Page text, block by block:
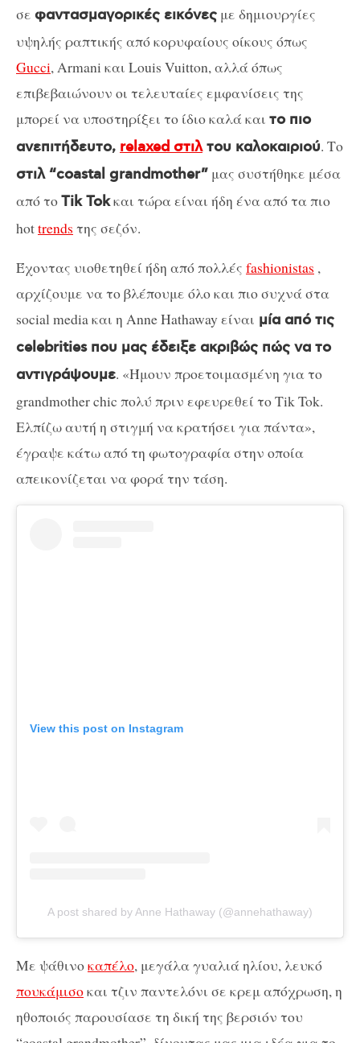
σε φαντασμαγορικές εικόνες με δημιουργίες
υψηλής ραπτικής από κορυφαίους οίκους όπως
Gucci, Armani και Louis Vuitton, αλλά όπως
επιβεβαιώνουν οι τελευταίες εμφανίσεις της
μπορεί να υποστηρίξει το ίδιο καλά και το πιο
ανεπιτήδευτο, relaxed στιλτου καλοκαιριού. Το
στιλ “coastal grandmother” μας συστήθηκε μέσα
από τοTik Tokκαι τώρα είναι ήδη ένα από τα πιο
hottrends της σεζόν.
Έχοντας υιοθετηθεί ήδη από πολλές fashionistas ,
αρχίζουμε να το βλέπουμε όλο και πιο συχνά στα
social media και η Anne Hathaway είναι μία από τις
celebrities που μας έδειξε ακριβώς πώς να το
αντιγράψουμε. «Ήμουν προετοιμασμένη για το
grandmother chic πολύ πριν εφευρεθεί το Tik Tok.
Ελπίζω αυτή η στιγμή να κρατήσει για πάντα»,
έγραψε κάτω από τη φωτογραφία στην οποία
απεικονίζεται να φορά την τάση.
View this post on Instagram
A post shared by Anne Hathaway (@annehathaway)
Με ψάθινοκαπέλο, μεγάλα γυαλιά ηλίου, λευκό
πουκάμισοκαι τζιν παντελόνι σε κρεμ απόχρωση, η
ηθοποιός παρουσίασε τη δική της βερσιόν του